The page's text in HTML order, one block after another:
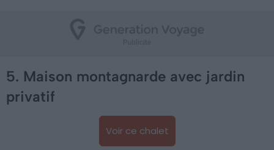
5. Maison montagnarde avec jardin
privatif
Voir ce chalet